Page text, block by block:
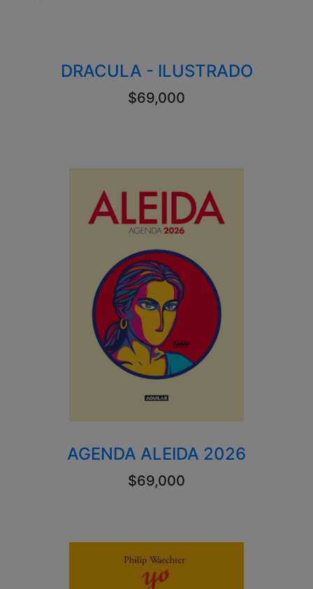
DRACULA - ILUSTRADO
$69,000
AGENDA ALEIDA 2026
$69,000